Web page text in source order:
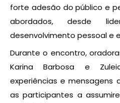
forte adesão do público e
abordados, desde
desenvolvimento pessoal e
Durante o encontro,
Karina Barbosa e
experiências e mensagens
as participantes a